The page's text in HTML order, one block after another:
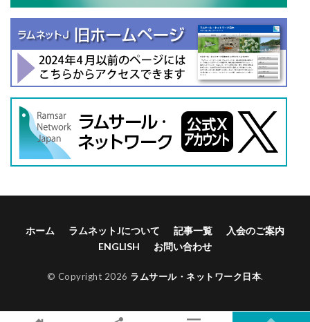
ホーム ラムネットJについて 記事一覧
入会のご案内
ENGLISH
お問い合わせ
© Copyright 2026 ラムサール・ネットワーク日本.